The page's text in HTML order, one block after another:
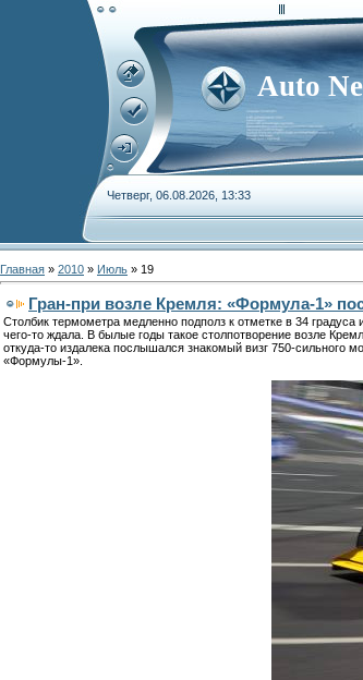
Auto
Четверг, 06.08.2026, 13:33
Главная » 2010 » Июль » 19
Гран-при возле Кремля: «Формула-1»
Столбик термометра медленно подполз к отметке в 34
чего-то ждала. В былые годы такое столпотворение возле
откуда-то издалека послышался знакомый визг 750-сильного
«Формулы-1».